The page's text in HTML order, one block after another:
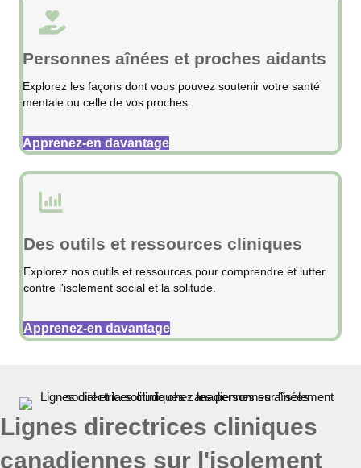
Personnes aînées et proches aidants
Explorez les façons dont vous pouvez soutenir votre santé
mentale ou celle de vos proches.
Apprenez-en davantage
Des outils et ressources cliniques
Explorez nos outils et ressources pour comprendre et lutter
contre l'isolement social et la solitude.
Apprenez-en davantage
Lignes directrices cliniques
canadiennes sur l'isolement